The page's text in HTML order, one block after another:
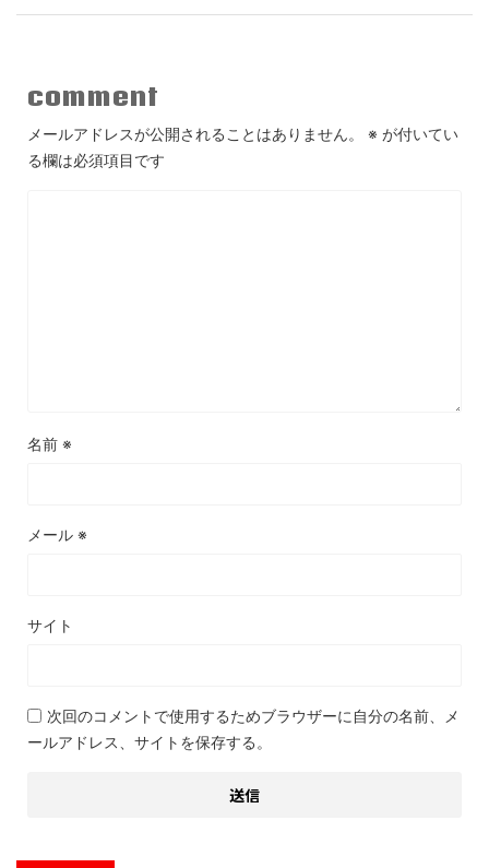
comment
メールアドレスが公開されることはありません。 ※ が付いてい
る欄は必須項目です
名前 ※
メール ※
サイト
次回のコメントで使用するためブラウザーに自分の名前、メ
ールアドレス、サイトを保存する。